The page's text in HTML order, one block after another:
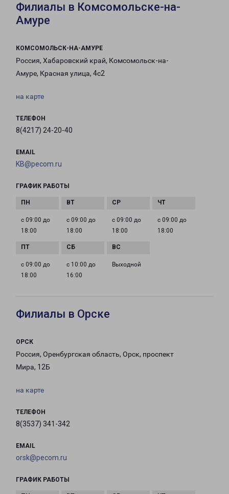
Филиалы в Комсомольске-на-
Амуре
КОМСОМОЛЬСК-НА-АМУРЕ
Россия, Хабаровский край, Комсомольск-на-
Амуре, Красная улица, 4с2
на карте
ТЕЛЕФОН
8(4217) 24-20-40
EMAIL
KB@pecom.ru
ГРАФИК РАБОТЫ
с 09:00 до
18:00
с 09:00 до
18:00
с 09:00 до
18:00
с 09:00 до
18:00
с 09:00 до
18:00
с 10:00 до
16:00
Выходной
Филиалы в Орске
ОРСК
Россия, Оренбургская область, Орск, проспект
Мира, 12Б
на карте
ТЕЛЕФОН
8(3537) 341-342
EMAIL
orsk@pecom.ru
ГРАФИК РАБОТЫ